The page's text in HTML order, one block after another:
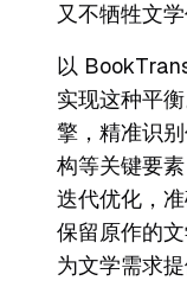
又不牺牲文
以
实现这种平
擎，精准识
构等关键要
迭代优化，
保留原作的
为文学需求